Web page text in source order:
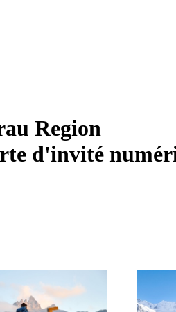
Region
d'invité